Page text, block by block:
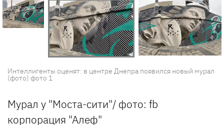
Интеллигенты оценят: в центре Днепра появился новый мурал
(фото) фото 1
Мурал у "Моста-сити"/ фото: fb
корпорация "Алеф"